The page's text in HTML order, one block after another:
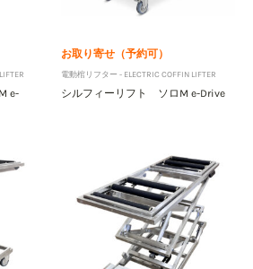
e-
お取り寄せ（予約可）
電動棺リフター - ELECTRIC COFFIN LIFTER
シルフィーリフト ソロM e-Drive